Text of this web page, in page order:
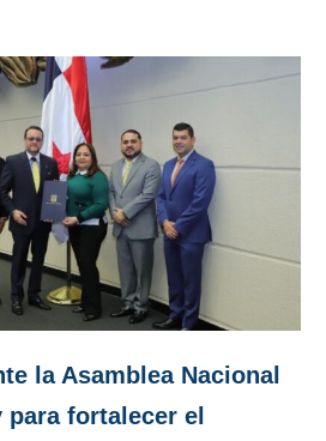
la Asamblea Nacional
para fortalecer el